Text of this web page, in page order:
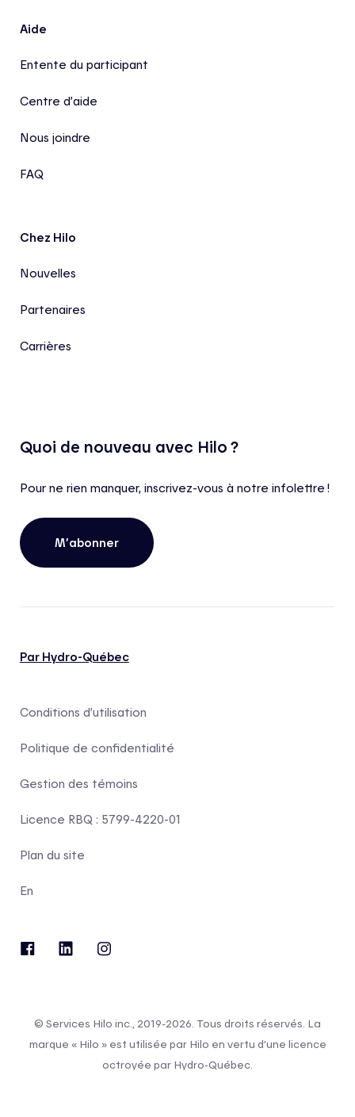
Aide
Entente du participant
Centre d’aide
Nous joindre
FAQ
Chez Hilo
Nouvelles
Partenaires
Carrières
Quoi de nouveau avec Hilo ?
Pour ne rien manquer, inscrivez-vous à notre infolettre !
M’abonner
Par Hydro-Québec
Conditions d’utilisation
Politique de confidentialité
Gestion des témoins
Licence RBQ : 5799-4220-01
Plan du site
En
© Services Hilo inc., 2019-2026. Tous droits réservés. La
marque « Hilo » est utilisée par Hilo en vertu d’une licence
octroyée par Hydro-Québec.